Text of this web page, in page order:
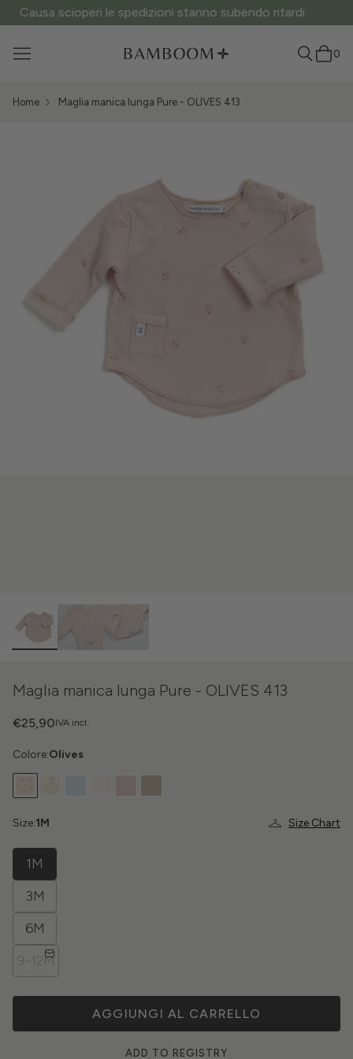
ATTENZIONE ai siti fake: questo è l’unico sito ufficiale.
0
Home Maglia manica lunga Pure - OLIVES 413
Maglia manica lunga Pure - OLIVES 413
IVA incl.
€25,90
Colore:Olives
Size Chart
Size:1M
1M
3M
6M
9-12M
AGGIUNGI AL CARRELLO
ADD TO REGISTRY